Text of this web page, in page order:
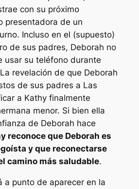
con su próximo
presentadora de un
Incluso en el (supuesto)
de sus padres, Deborah no
usar su teléfono durante
revelación de que Deborah
de sus padres a Las
a Kathy finalmente
menor. Si bien ella
de Deborah hace
reconoce que Deborah es
y que reconectarse
camino más saludable.
a punto de aparecer en la